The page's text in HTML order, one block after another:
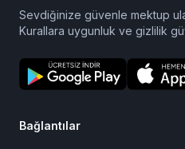
Sevdiğinize güvenle mektup
Kurallara uygunluk ve gizlilik
Bağlantılar